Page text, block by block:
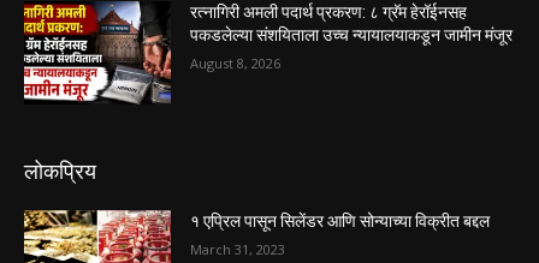
रत्नागिरी अमली पदार्थ प्रकरण: ८ ग्रॅम हेरॉईनसह
पकडलेल्या संशयिताला उच्च न्यायालयाकडून जामीन मंजूर
August 8, 2026
लोकप्रिय
१ एप्रिल पासून सिलेंडर आणि सोन्याच्या विक्रीत बद्दल
March 31, 2023